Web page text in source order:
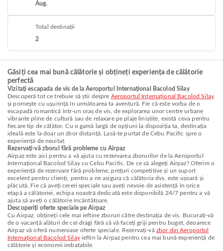
Aug.
Total destinații
2
Găsiți cea mai bună călătorie și obțineți experiența de călătorie
perfectă
Vizitați escapada de vis de la Aeroportul Internațional Bacolod Silay
Descoperă tot ce trebuie să știi despre Aeroportul Internațional Bacolod Silay
și pornește cu ușurință în următoarea ta aventură. Fie că este vorba de o
escapadă romantică într-un oraș de vis, de explorarea unor centre urbane
vibrante pline de cultură sau de relaxare pe plaje liniștite, există ceva pentru
fiecare tip de călător. Cu o gamă largă de opțiuni la dispoziția ta, destinația
ideală este la doar un zbor distanță. Lasă-te purtat de Cebu Pacific spre o
experiență de neuitat.
Rezervați-vă zborul fără probleme cu Airpaz
Airpaz este aici pentru a vă ajuta cu rezervarea zborurilor de la Aeroportul
Internațional Bacolod Silay cu Cebu Pacific. De ce să alegeți Airpaz? Oferim o
experiență de rezervare fără probleme, prețuri competitive și un suport
excelent pentru clienți, pentru a ne asigura că călătoria dvs. este ușoară și
plăcută. Fie că aveți cereri speciale sau aveți nevoie de asistență în orice
etapă a călătoriei, echipa noastră dedicată este disponibilă 24/7 pentru a vă
ajuta să aveți o călătorie încântătoare.
Descoperiți oferte speciale pe Airpaz
Cu Airpaz, obțineți cele mai ieftine zboruri către destinația de vis. Bucurați-vă
de o vacanță alături de cei dragi fără să vă faceți griji pentru buget, deoarece
Airpaz vă oferă numeroase oferte speciale. Rezervați-vă zbor din Aeroportul
Internațional Bacolod Silayieftin la Airpaz pentru cea mai bună experiență de
călătorie și economii imbatabile.